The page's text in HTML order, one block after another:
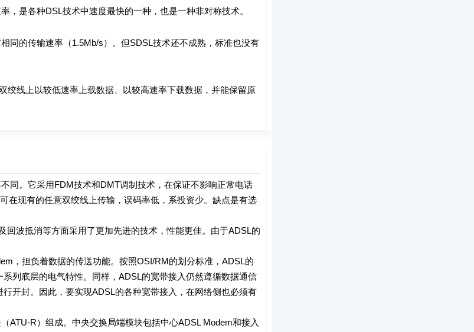
是各种DSL技术中速度最快的一种，也是一种非对称技术。
的传输速率（1.5Mb/s）。但SDSL技术还不成熟，标准也没有
线上以较低速率上载数据、以较高速率下载数据，并能保留原
。它采用FDM技术和DMT调制技术，在保证不影响正常电话
在现有的任意双绞线上传输，误码率低，系投资少。缺点是有选
波抵消等方面采用了更加先进的技术，性能更佳。由于ADSL的
担负着数据的传送功能。按照OSI/RM的划分标准，ADSL的
列底层的电气特性。同样，ADSL的宽带接入仍然遵循数据通信
开封。因此，要实现ADSL的各种宽带接入，在网络侧也必须有
R）组成。中央交换局端模块包括中心ADSL Modem和接入